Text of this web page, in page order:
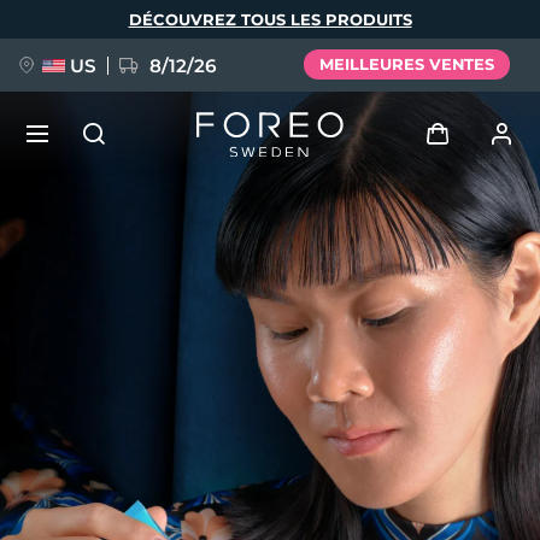
DÉCOUVREZ TOUS LES PRODUITS
US 8/12/26 MEILLEURES VENTES
Se connecter
Profil de l'utilisateur
Mes appareils
Mes commandes
Mes adresses
Mes abonnements
FAQ™ Pure Beauty-Tech Elixir
issa™ Teeth Whitening Set
Deutsch
Español
Italiano
Português
Русский
Türkçe
繁體中文